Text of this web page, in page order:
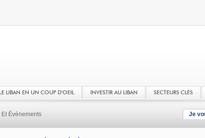
LE LIBAN EN UN COUP D'OEIL INVESTIR AU LIBAN SECTEURS CLÉS
Je
Évènements